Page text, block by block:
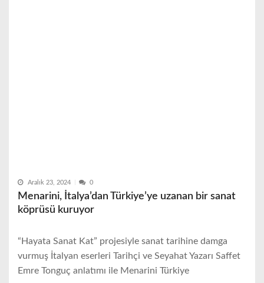
Aralık 23, 2024 0
Menarini, İtalya’dan Türkiye’ye uzanan bir sanat
köprüsü kuruyor
“Hayata Sanat Kat” projesiyle sanat tarihine damga
vurmuş İtalyan eserleri Tarihçi ve Seyahat Yazarı Saffet
Emre Tonguç anlatımı ile Menarini Türkiye